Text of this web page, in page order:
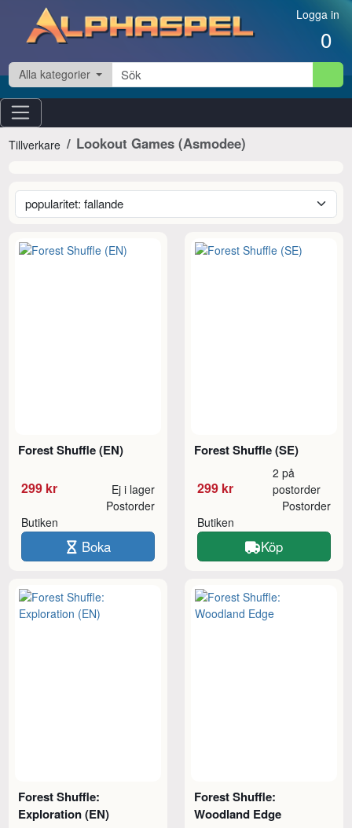
Hoppa till innehåll Logga in
0
Alla kategorier
Tillverkare Lookout Games (Asmodee)
Forest Shuffle (EN)
299 kr Ej i lager
Butiken
Postorder
Boka
Forest Shuffle (SE)
299 kr
2 på
postorder
Butiken
Postorder
Köp
Forest Shuffle:
Exploration (EN)
Forest Shuffle:
Woodland Edge